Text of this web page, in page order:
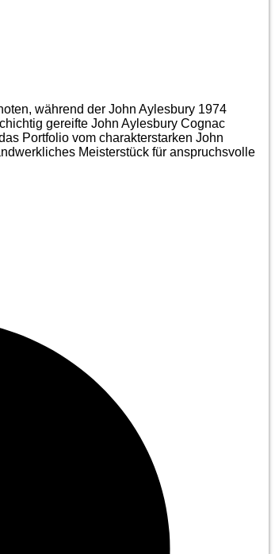
während der John Aylesbury 1974
gereifte John Aylesbury Cognac
Portfolio vom charakterstarken John
Meister­stück für anspruchsvolle